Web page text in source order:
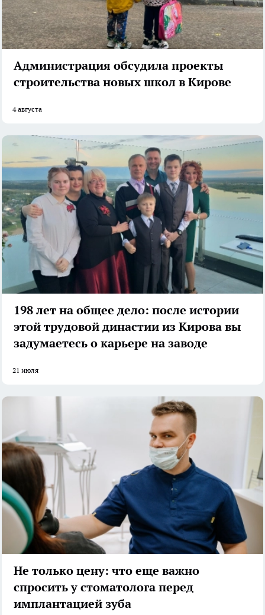
Администрация обсудила проекты
строительства новых школ в Кирове
4 августа
198 лет на общее дело: после истории
этой трудовой династии из Кирова вы
задумаетесь о карьере на заводе
21 июля
Не только цену: что еще важно
спросить у стоматолога перед
имплантацией зуба